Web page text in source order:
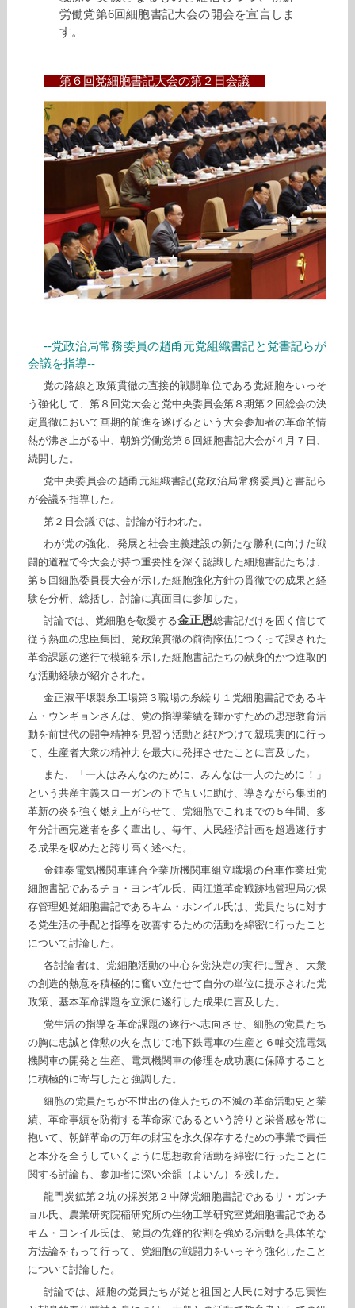
労働党第6回細胞書記大会の開会を宣言しま
す。
第６回党細胞書記大会の第２日会議
--党政治局常務委員の趙甬元党組織書記と党書記らが
会議を指導--
党の路線と政策貫徹の直接的戦闘単位である党細胞をいっそ
う強化して、第８回党大会と党中央委員会第８期第２回総会の決
定貫徹において画期的前進を遂げるという大会参加者の革命的情
熱が沸き上がる中、朝鮮労働党第６回細胞書記大会が４月７日、
続開した。
党中央委員会の趙甬元組織書記(党政治局常務委員)と書記ら
が会議を指導した。
第２日会議では、討論が行われた。
わが党の強化、発展と社会主義建設の新たな勝利に向けた戦
闘的道程で今大会が持つ重要性を深く認識した細胞書記たちは、
第５回細胞委員長大会が示した細胞強化方針の貫徹での成果と経
験を分析、総括し、討論に真面目に参加した。
討論では、党細胞を敬愛する金正恩総書記だけを固く信じて
従う熱血の忠臣集団、党政策貫徹の前衛隊伍につくって課された
革命課題の遂行で模範を示した細胞書記たちの献身的かつ進取的
な活動経験が紹介された。
金正淑平壌製糸工場第３職場の糸繰り１党細胞書記であるキ
ム・ウンギョンさんは、党の指導業績を輝かすための思想教育活
動を前世代の闘争精神を見習う活動と結びつけて親現実的に行っ
て、生産者大衆の精神力を最大に発揮させたことに言及した。
また、「一人はみんなのために、みんなは一人のために！」
という共産主義スローガンの下で互いに助け、導きながら集団的
革新の炎を強く燃え上がらせて、党細胞でこれまでの５年間、多
年分計画完遂者を多く輩出し、毎年、人民経済計画を超過遂行す
る成果を収めたと誇り高く述べた。
金鍾泰電気機関車連合企業所機関車組立職場の台車作業班党
細胞書記であるチョ・ヨンギル氏、両江道革命戦跡地管理局の保
存管理処党細胞書記であるキム・ホンイル氏は、党員たちに対す
る党生活の手配と指導を改善するための活動を綿密に行ったこと
について討論した。
各討論者は、党細胞活動の中心を党決定の実行に置き、大衆
の創造的熱意を積極的に奮い立たせて自分の単位に提示された党
政策、基本革命課題を立派に遂行した成果に言及した。
党生活の指導を革命課題の遂行へ志向させ、細胞の党員たち
の胸に忠誠と偉勲の火を点じて地下鉄電車の生産と６軸交流電気
機関車の開発と生産、電気機関車の修理を成功裏に保障すること
に積極的に寄与したと強調した。
細胞の党員たちが不世出の偉人たちの不滅の革命活動史と業
績、革命事績を防衛する革命家であるという誇りと栄誉感を常に
抱いて、朝鮮革命の万年の財宝を永久保存するための事業で責任
と本分を全うしていくように思想教育活動を綿密に行ったことに
関する討論も、参加者に深い余韻（よいん）を残した。
龍門炭鉱第２坑の採炭第２中隊党細胞書記であるリ・ガンチ
ョル氏、農業研究院稲研究所の生物工学研究室党細胞書記である
キム・ヨンイル氏は、党員の先鋒的役割を強める活動を具体的な
方法論をもって行って、党細胞の戦闘力をいっそう強化したこと
について討論した。
討論では、細胞の党員たちが党と祖国と人民に対する忠実性